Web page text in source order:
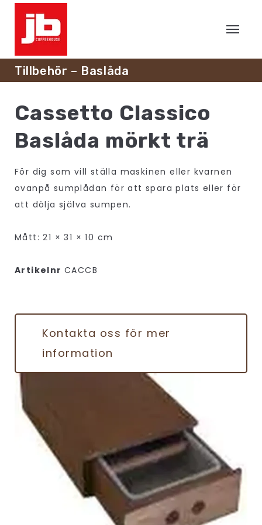
Tillbehör – Baslåda
Cassetto Classico
Baslåda mörkt trä
För dig som vill ställa maskinen eller kvarnen
ovanpå sumplådan för att spara plats eller för
att dölja själva sumpen.
Mått: 21 × 31 × 10 cm
Artikelnr CACCB
Kontakta oss för mer
information